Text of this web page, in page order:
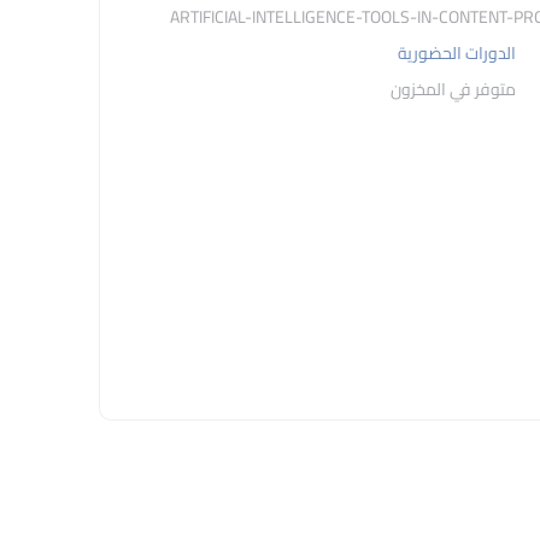
الدورات الحضورية
متوفر في المخزون